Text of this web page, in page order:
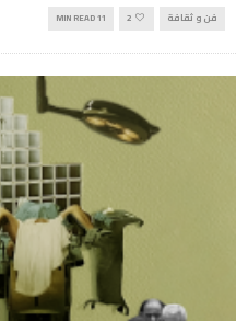
فن و ثقافة 2
11 MIN READ